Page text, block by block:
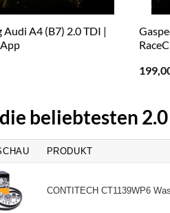
Audi A4 (B7) 2.0 TDI |
beliebtesten
PRODUKT
CONTITECH CT1139WP6